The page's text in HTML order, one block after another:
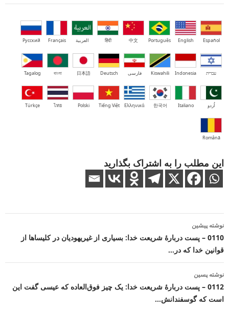
Español
English
Português
中文
हिंदी العربية Français
Русский
עברית Indonesia
Kiswahili فارسی Deutsch
日本語
বাংলা
Tagalog
اُردو Italiano
한국어
Ελληνικά
Tiếng Việt
Polski
ไทย
Türkçe
Română
این مطلب را به اشتراک بگذارید
ناوبری
نوشته
نوشته پیشین
0110 – پست دربارهٔ شریعت خدا: بسیاری از غیریهودیان در کلیساها از
قوانین خدا که در…
نوشته پسین
0112 – پست دربارهٔ شریعت خدا: یک چیز فوق‌العاده که عیسی گفت این
است که گوسفندانش…